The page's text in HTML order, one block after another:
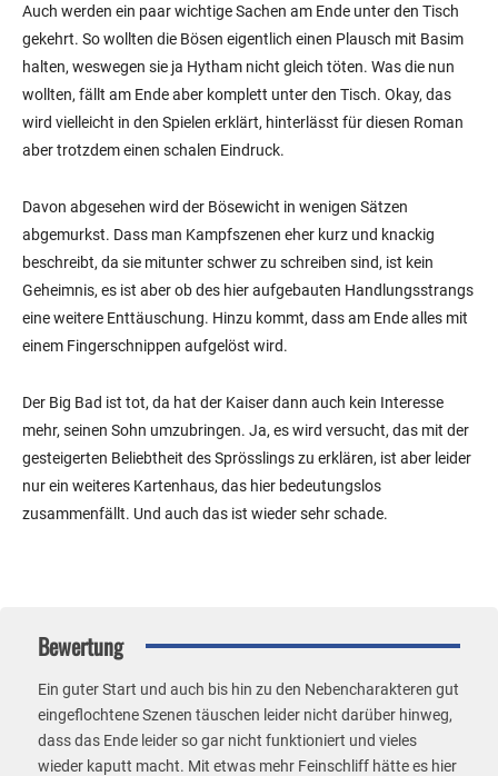
Auch werden ein paar wichtige Sachen am Ende unter den Tisch
gekehrt. So wollten die Bösen eigentlich einen Plausch mit Basim
halten, weswegen sie ja Hytham nicht gleich töten. Was die nun
wollten, fällt am Ende aber komplett unter den Tisch. Okay, das
wird vielleicht in den Spielen erklärt, hinterlässt für diesen Roman
aber trotzdem einen schalen Eindruck.
Davon abgesehen wird der Bösewicht in wenigen Sätzen
abgemurkst. Dass man Kampfszenen eher kurz und knackig
beschreibt, da sie mitunter schwer zu schreiben sind, ist kein
Geheimnis, es ist aber ob des hier aufgebauten Handlungsstrangs
eine weitere Enttäuschung. Hinzu kommt, dass am Ende alles mit
einem Fingerschnippen aufgelöst wird.
Der Big Bad ist tot, da hat der Kaiser dann auch kein Interesse
mehr, seinen Sohn umzubringen. Ja, es wird versucht, das mit der
gesteigerten Beliebtheit des Sprösslings zu erklären, ist aber leider
nur ein weiteres Kartenhaus, das hier bedeutungslos
zusammenfällt. Und auch das ist wieder sehr schade.
Bewertung
Ein guter Start und auch bis hin zu den Nebencharakteren gut
eingeflochtene Szenen täuschen leider nicht darüber hinweg,
dass das Ende leider so gar nicht funktioniert und vieles
wieder kaputt macht. Mit etwas mehr Feinschliff hätte es hier